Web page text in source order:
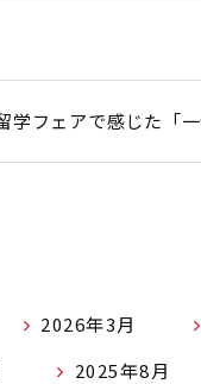
学フェアで感じた「
2026年3月
2025年8月